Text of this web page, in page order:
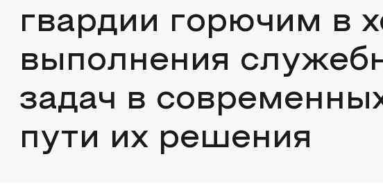
гвардии горючим в
выполнения
задач в
пути их решения